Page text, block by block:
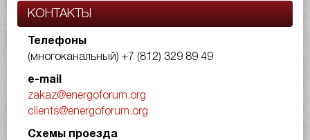
КОНТАКТЫ
Телефоны
(многоканальный) +7 (812) 329 89 49
e-mail
zakaz@energoforum.org
clients@energoforum.org
Схемы проезда